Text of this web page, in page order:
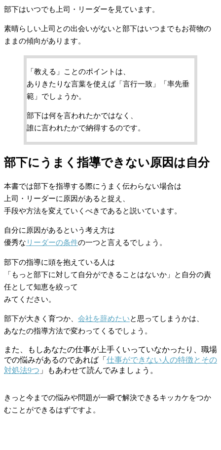
部下はいつでも上司・リーダーを見ています。
素晴らしい上司との出会いがないと部下はいつまでもお荷物の
ままの傾向があります。
「教える」ことのポイントは、
ありきたりな言葉を使えば「言行一致」「率先垂
範」でしょうか。
部下は何を言われたかではなく、
誰に言われたかで納得するのです。
部下にうまく指導できない原因は自分
本書では部下を指導する際にうまく伝わらない場合は
上司・リーダーに原因があると捉え、
手段や方法を変えていくべきであると説いています。
自分に原因があるという考え方は
優秀な リーダーの条件の一つと言えるでしょう。
部下の指導に頭を抱えている人は
「もっと部下に対して自分ができることはないか」と自分の責
任として知恵を絞って
みてください。
部下が大きく育つか、 会社を辞めたいと思ってしまうかは、
あなたの指導方法で変わってくるでしょう。
また、もしあなたの仕事が上手くいっていなかったり、職場
での悩みがあるのであれば「 仕事ができない人の特徴とその
対処法9つ 」もあわせて読んでみましょう。
きっと今までの悩みや問題が一瞬で解決できるキッカケをつか
むことができるはずですよ。